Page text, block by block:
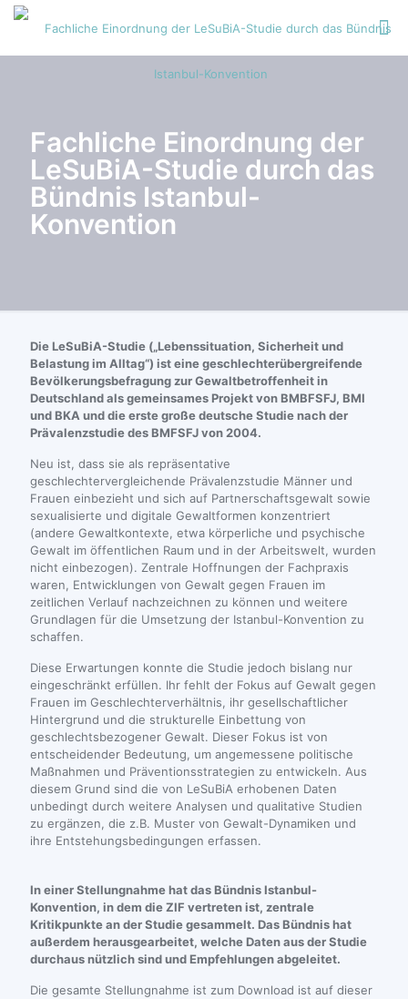
Fachliche Einordnung der
LeSuBiA-Studie durch das
Bündnis Istanbul-
Konvention
Die LeSuBiA-Studie („Lebenssituation, Sicherheit und
Belastung im Alltag“) ist eine geschlechterübergreifende
Bevölkerungsbefragung zur Gewaltbetroffenheit in
Deutschland als gemeinsames Projekt von BMBFSFJ, BMI
und BKA und die erste große deutsche Studie nach der
Prävalenzstudie des BMFSFJ von 2004.
Neu ist, dass sie als repräsentative
geschlechtervergleichende Prävalenzstudie Männer und
Frauen einbezieht und sich auf Partnerschaftsgewalt sowie
sexualisierte und digitale Gewaltformen konzentriert
(andere Gewaltkontexte, etwa körperliche und psychische
Gewalt im öffentlichen Raum und in der Arbeitswelt, wurden
nicht einbezogen). Zentrale Hoffnungen der Fachpraxis
waren, Entwicklungen von Gewalt gegen Frauen im
zeitlichen Verlauf nachzeichnen zu können und weitere
Grundlagen für die Umsetzung der Istanbul-Konvention zu
schaffen.
Diese Erwartungen konnte die Studie jedoch bislang nur
eingeschränkt erfüllen. Ihr fehlt der Fokus auf Gewalt gegen
Frauen im Geschlechterverhältnis, ihr gesellschaftlicher
Hintergrund und die strukturelle Einbettung von
geschlechtsbezogener Gewalt. Dieser Fokus ist von
entscheidender Bedeutung, um angemessene politische
Maßnahmen und Präventionsstrategien zu entwickeln. Aus
diesem Grund sind die von LeSuBiA erhobenen Daten
unbedingt durch weitere Analysen und qualitative Studien
zu ergänzen, die z.B. Muster von Gewalt-Dynamiken und
ihre Entstehungsbedingungen erfassen.
In einer Stellungnahme hat das Bündnis Istanbul-
Konvention, in dem die ZIF vertreten ist, zentrale
Kritikpunkte an der Studie gesammelt. Das Bündnis hat
außerdem herausgearbeitet, welche Daten aus der Studie
durchaus nützlich sind und Empfehlungen abgeleitet.
Die gesamte Stellungnahme ist zum Download ist auf dieser